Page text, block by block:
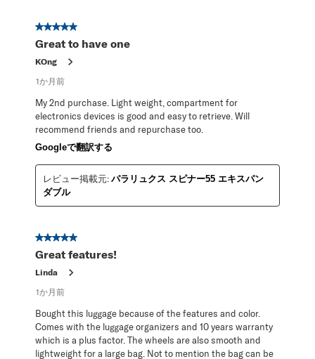
星5／5個です。
Great to have one
KOng
1か月前
My 2nd purchase. Light weight, compartment for
electronics devices is good and easy to retrieve. Will
recommend friends and repurchase too.
Googleで翻訳する
レビュー掲載元: パラリュクス スピナー55 エキスパン
ダブル
星5／5個です。
Great features!
Linda
1か月前
Bought this luggage because of the features and color.
Comes with the luggage organizers and 10 years warranty
which is a plus factor. The wheels are also smooth and
lightweight for a large bag. Not to mention the bag can be